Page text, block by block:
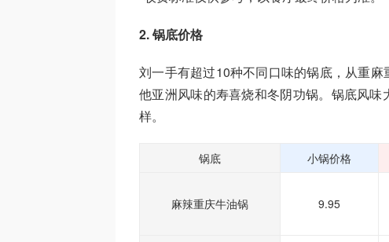
2. 锅底价格
刘一手有超过10种不同口味的锅底，从重
他亚洲风味的寿喜烧和冬阴功锅。锅底风
样。
锅底 小锅价格
麻辣重庆牛油锅 9.95